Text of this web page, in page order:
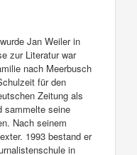
Jan Weiler in
zur Literatur war
nach Meerbusch
für den
Zeitung als
sammelte seine
Nach seinem
1993 bestand er
in